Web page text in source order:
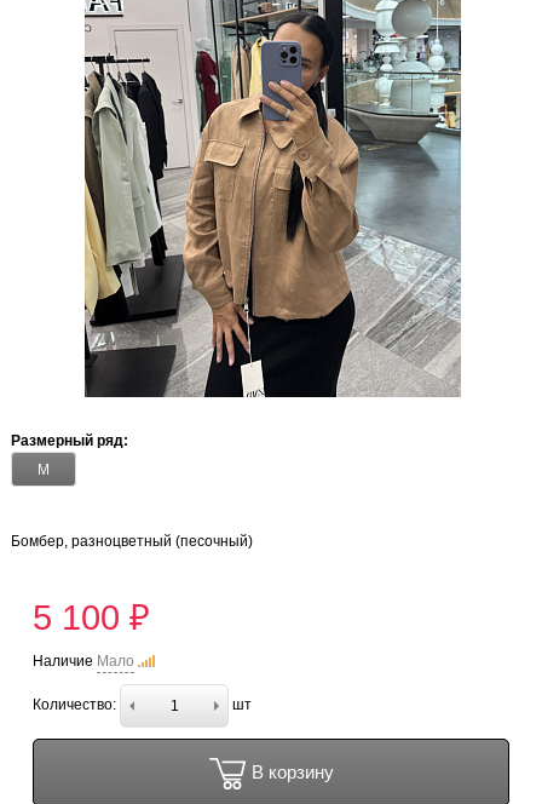
Размерный ряд:
M
Бомбер, разноцветный (песочный)
5 100 ₽
Наличие Мало
Количество: шт
В корзину